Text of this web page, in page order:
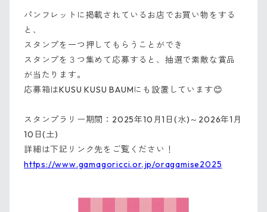
パンフレットに掲載されているお店でお買い物をする
と、
スタンプを一つ押してもらうことができ
スタンプを３つ集めて応募すると、抽選で素敵な賞品
が当たります。
応募箱はKUSU KUSU BAUMにも設置しています😊
スタンプラリー期間：2025年10月1日(水)～2026年1月
10日(土)
詳細は下記リンク先をご覧ください！
https://www.gamagoricci.or.jp/oragamise2025